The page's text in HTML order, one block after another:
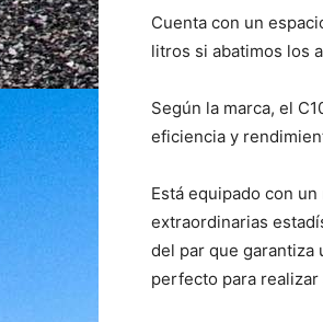
Cuenta con un
litros si abatimos los
Según la marca, el
eficiencia y
Está equipado con
extraordinarias
del par que garantiza
perfecto para